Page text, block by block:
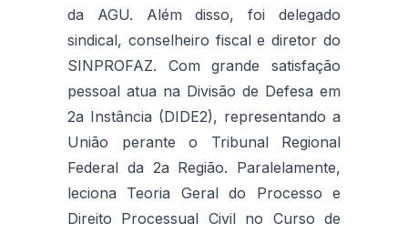
da AGU. Além disso, foi delegado
sindical, conselheiro fiscal e diretor do
SINPROFAZ. Com grande satisfação
pessoal atua na Divisão de Defesa em
2a Instância (DIDE2), representando a
União perante o Tribunal Regional
Federal da 2a Região. Paralelamente,
leciona Teoria Geral do Processo e
Direito Processual Civil no Curso de